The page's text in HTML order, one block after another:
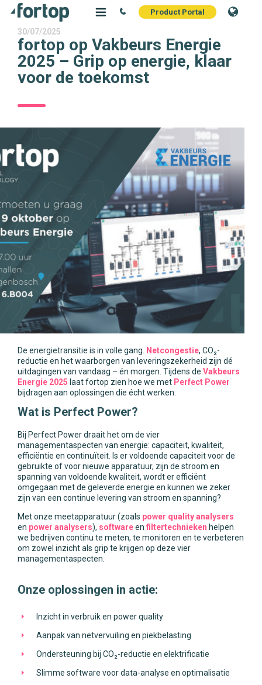
Product Portal
30/07/2025
fortop op Vakbeurs Energie
2025 – Grip op energie, klaar
voor de toekomst
De energietransitie is in volle gang. Netcongestie, CO₂-
reductie en het waarborgen van leveringszekerheid zijn dé
uitdagingen van vandaag – én morgen. Tijdens de Vakbeurs
Energie 2025 laat fortop zien hoe we met Perfect Power
bijdragen aan oplossingen die écht werken.
Wat is Perfect Power?
Bij Perfect Power draait het om de vier
managementaspecten van energie: capaciteit, kwaliteit,
efficiëntie en continuïteit. Is er voldoende capaciteit voor de
gebruikte of voor nieuwe apparatuur, zijn de stroom en
spanning van voldoende kwaliteit, wordt er efficiënt
omgegaan met de geleverde energie en kunnen we zeker
zijn van een continue levering van stroom en spanning?
Met onze meetapparatuur (zoals power quality analysers
en power analysers), softwareen filtertechnieken helpen
we bedrijven continu te meten, te monitoren en te verbeteren
om zowel inzicht als grip te krijgen op deze vier
managementaspecten.
Onze oplossingen in actie:
Inzicht in verbruik en power quality
Aanpak van netvervuiling en piekbelasting
Ondersteuning bij CO₂-reductie en elektrificatie
Slimme software voor data-analyse en optimalisatie